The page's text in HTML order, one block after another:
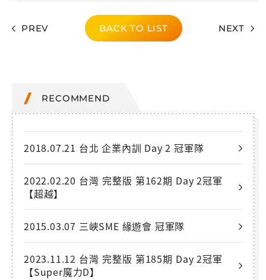
PREV BACK TO LIST NEXT
RECOMMEND
2018.07.21 台北 企業內訓 Day 2 冠軍隊
2022.02.20 台灣 完整版 第162期 Day 2冠軍
【超越】
2015.03.07 三峽SME 緣遊會 冠軍隊
2023.11.12 台灣 完整版 第185期 Day 2冠軍
【Super魔力D】